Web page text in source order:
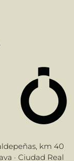
km 40
· Ciudad Real